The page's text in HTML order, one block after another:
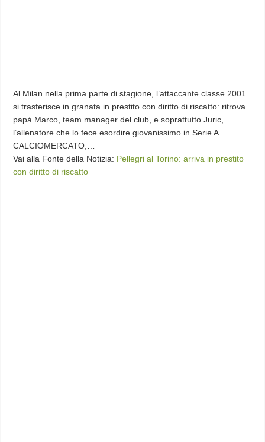
Al Milan nella prima parte di stagione, l’attaccante classe 2001
si trasferisce in granata in prestito con diritto di riscatto: ritrova
papà Marco, team manager del club, e soprattutto Juric,
l’allenatore che lo fece esordire giovanissimo in Serie A
CALCIOMERCATO,…
Vai alla Fonte della Notizia: Pellegri al Torino: arriva in prestito
con diritto di riscatto